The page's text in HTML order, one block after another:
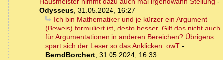
Hausmeister nimmt dazu auch mal irgendwann Stellung -
Odysseus, 31.05.2024, 16:27
Ich bin Mathematiker und je kürzer ein Argument
(Beweis) formuliert ist, desto besser. Gilt das nicht auch
für Argumentationen in anderen Bereichen? Übrigens
spart sich der Leser so das Anklicken. owT -
BerndBorchert, 31.05.2024, 16:33